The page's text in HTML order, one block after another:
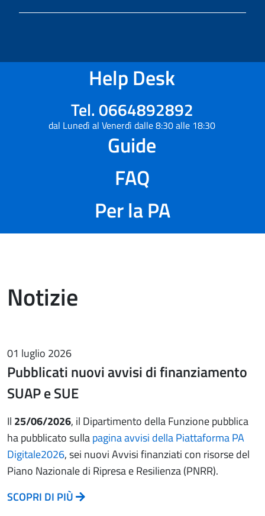
Help Desk
Tel. 0664892892
dal Lunedì al Venerdì dalle 8:30 alle 18:30
Guide
FAQ
Per la PA
Notizie
01 luglio 2026
Pubblicati nuovi avvisi di finanziamento
SUAP e SUE
Il 25/06/2026, il Dipartimento della Funzione pubblica
ha pubblicato sullapagina avvisi della Piattaforma PA
Digitale2026, sei nuovi Avvisi finanziati con risorse del
Piano Nazionale di Ripresa e Resilienza (PNRR).
SCOPRI DI PIÙ